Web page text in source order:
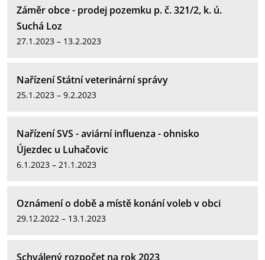
Záměr obce - prodej pozemku p. č. 321/2, k. ú.
Suchá Loz
27.1.2023 – 13.2.2023
Nařízení Státní veterinární správy
25.1.2023 – 9.2.2023
Nařízení SVS - aviární influenza - ohnisko
Újezdec u Luhačovic
6.1.2023 – 21.1.2023
Oznámení o době a místě konání voleb v obci
29.12.2022 – 13.1.2023
Schválený rozpočet na rok 2023